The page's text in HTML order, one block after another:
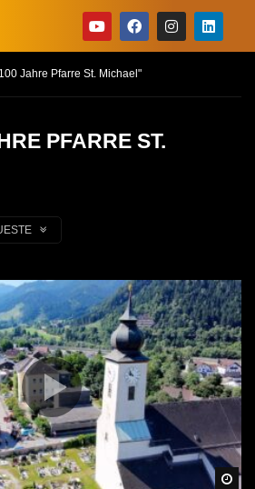
Jahre Pfarre St. Michael"
PFARRE ST.